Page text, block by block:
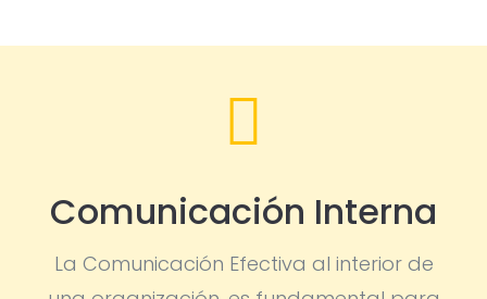

Comunicación Interna
La Comunicación Efectiva al interior de